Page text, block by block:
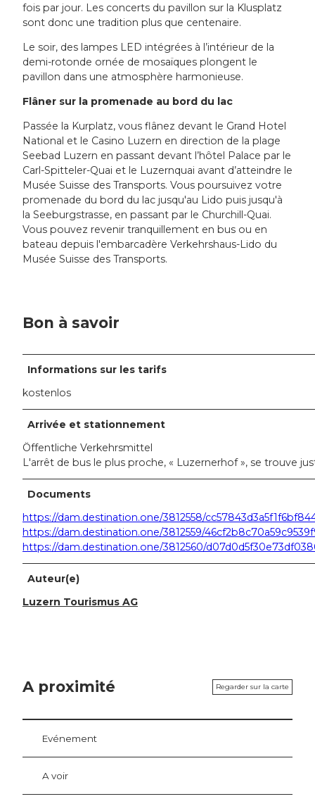
fois par jour. Les concerts du pavillon sur la Klusplatz
sont donc une tradition plus que centenaire.
Le soir, des lampes LED intégrées à l’intérieur de la
demi-rotonde ornée de mosaïques plongent le
pavillon dans une atmosphère harmonieuse.
Flâner sur la promenade au bord du lac
Passée la Kurplatz, vous flânez devant le Grand Hotel
National et le Casino Luzern en direction de la plage
Seebad Luzern en passant devant l’hôtel Palace par le
Carl-Spitteler-Quai et le Luzernquai avant d’atteindre le
Musée Suisse des Transports. Vous poursuivez votre
promenade du bord du lac jusqu'au Lido puis jusqu'à
la Seeburgstrasse, en passant par le Churchill-Quai.
Vous pouvez revenir tranquillement en bus ou en
bateau depuis l'embarcadère Verkehrshaus-Lido du
Musée Suisse des Transports.
Bon à savoir
Informations sur les tarifs
kostenlos
Arrivée et stationnement
Öffentliche Verkehrsmittel
L'arrêt de bus le plus proche, « Luzernerhof », se trouve
Documents
https://dam.destination.one/3812558/
https://dam.destination.one/3812559/
https://dam.destination.one/3812560/
Auteur(e)
Luzern Tourismus AG
A proximité Regarder sur la carte
Evénement
A voir